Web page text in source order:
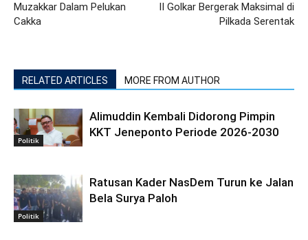
Muzakkar Dalam Pelukan
Cakka
II Golkar Bergerak Maksimal di
Pilkada Serentak
RELATED ARTICLES MORE FROM AUTHOR
Politik
Alimuddin Kembali Didorong Pimpin
KKT Jeneponto Periode 2026-2030
Politik
Ratusan Kader NasDem Turun ke Jalan
Bela Surya Paloh